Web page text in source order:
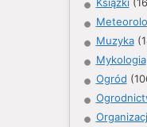
Muzyka
Mykologia
Ogród